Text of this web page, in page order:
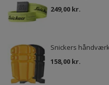
249,00 kr.
Snickers
158,00 kr.